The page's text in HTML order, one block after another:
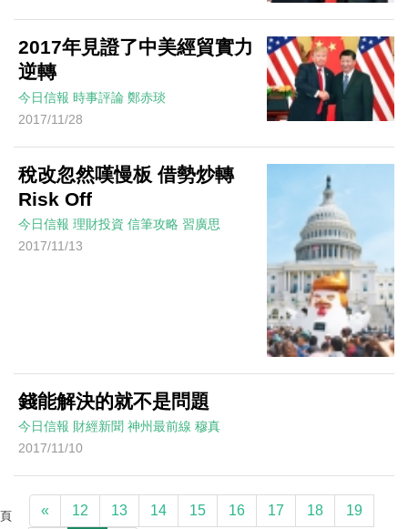
2017年見證了中美經貿實力
逆轉
今日信報 時事評論 鄭赤琰
2017/11/28
稅改忽然嘆慢板 借勢炒轉
Risk Off
今日信報 理財投資 信筆攻略 習廣思
2017/11/13
錢能解決的就不是問題
今日信報 財經新聞 神州最前線 穆真
2017/11/10
頁 « 12 13 14 15 16 17 18 19